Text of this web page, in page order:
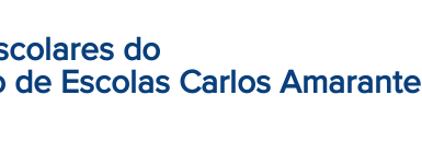
do
Escolas Carlos Amarante